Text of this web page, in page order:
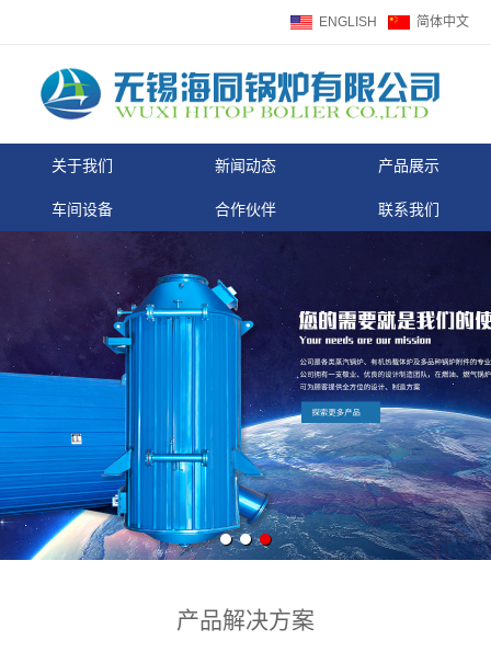
ENGLISH 简体中文
关于我们 新闻动态 产品展示
车间设备 合作伙伴 联系我们
产品解决方案